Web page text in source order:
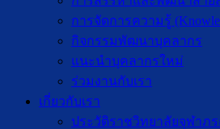
การจัดการความรู้
กิจกรรมพัฒนาบุคลากร
แนะนำบุคลากรใหม่
ร่วมงานกับเรา
เกี่ยวกับเรา
ประวัติราชวิทยาลัยจุฬาภ